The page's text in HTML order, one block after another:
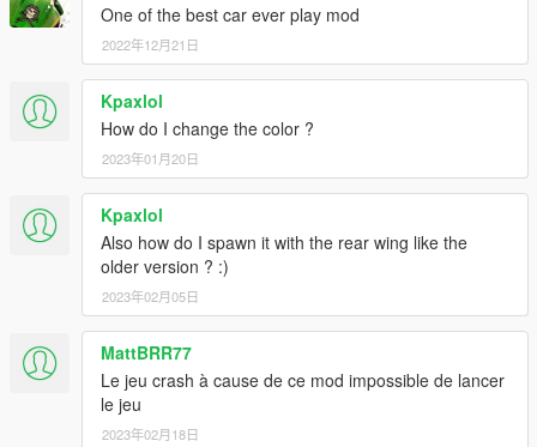
One of the best car ever play mod
2022年12月21日
Kpaxlol
How do I change the color ?
2023年01月20日
Kpaxlol
Also how do I spawn it with the rear wing like the
older version ? :)
2023年02月05日
MattBRR77
Le jeu crash à cause de ce mod impossible de lancer
le jeu
2023年02月18日